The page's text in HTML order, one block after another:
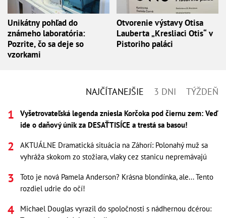
Unikátny pohľad do
známeho laboratória:
Pozrite, čo sa deje so
vzorkami
Otvorenie výstavy Otisa
Lauberta „Kresliaci Otis“ v
Pistoriho paláci
NAJČÍTANEJŠIE 3 DNI TÝŽDEŇ
Vyšetrovateľská legenda zniesla Korčoka pod čiernu zem: Veď
ide o daňový únik za DESAŤTISÍCE a trestá sa basou!
AKTUÁLNE Dramatická situácia na Záhorí: Polonahý muž sa
vyhráža skokom zo stožiara, vlaky cez stanicu nepremávajú
Toto je nová Pamela Anderson? Krásna blondínka, ale... Tento
rozdiel udrie do očí!
Michael Douglas vyrazil do spoločnosti s nádhernou dcérou: